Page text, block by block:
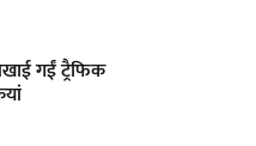
गईं ट्रैफिक